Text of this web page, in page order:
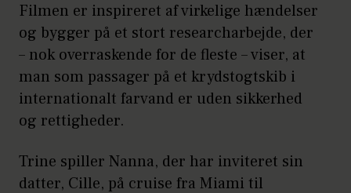
Filmen er inspireret af virkelige hændelser
og bygger på et stort researcharbejde, der
– nok overraskende for de fleste – viser, at
man som passager på et krydstogtskib i
internationalt farvand er uden sikkerhed
og rettigheder.
Trine spiller Nanna, der har inviteret sin
datter, Cille, på cruise fra Miami til